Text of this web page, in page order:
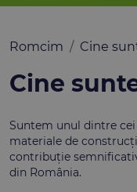
Romcim Cine
Cine
Suntem unul dintre
materiale de
contribuție
din România.